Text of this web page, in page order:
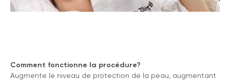
Comment fonctionne la procédure?
Augmente le niveau de protection de la peau, augmentant